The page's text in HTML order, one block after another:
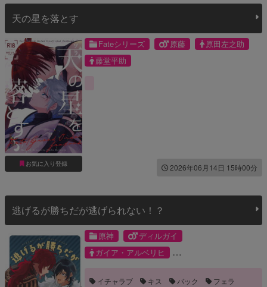
天の星を落とす
お気に入り登録
Fateシリーズ 原藤
原田左之助
藤堂平助
2026年06月14日 15時00分
逃げるが勝ちだが逃げられない！？
原神
ディルガイ
ガイア・アルベリヒ
イチャラブ キス バック
フェラ